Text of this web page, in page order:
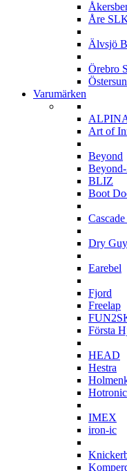
Åre
Älvsjö
Örebro
Varumärken
Art of
Beyond
BLIZ
Boot
Dry Guy
Earebel
Fjord
Freelap
Första
HEAD
Hestra
Hotronic
IMEX
iron-ic